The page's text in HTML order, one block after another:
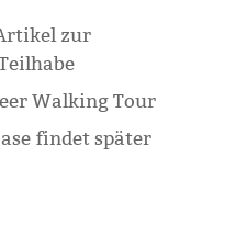
zur
Walking Tour
findet später